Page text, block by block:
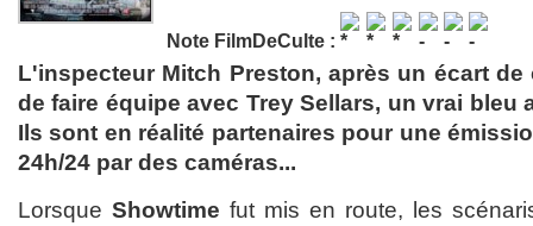
Note FilmDeCulte :
L'inspecteur Mitch Preston, après un écart
de faire équipe avec Trey Sellars, un vrai bleu
Ils sont en réalité partenaires pour une
24h/24 par des caméras...
Lorsque Showtime fut mis en route, les